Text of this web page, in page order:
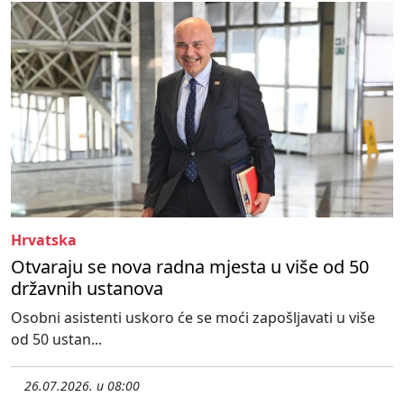
Hrvatska
Otvaraju se nova radna mjesta u više od 50
državnih ustanova
Osobni asistenti uskoro će se moći zapošljavati u više
od 50 ustan...
26.07.2026. u 08:00